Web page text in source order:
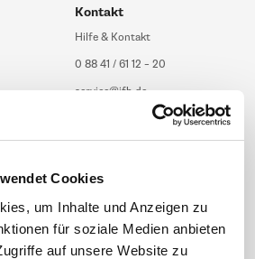
Cookies
um Inhalte und Anzeigen zu
für soziale Medien anbieten
auf unsere Website zu
Kontakt
Hilfe & Kontakt
0 88 41 / 61 12 – 20
service@ifb.de
Übersicht Beratung
Inhouseberatung
Themen
Betriebsrat gründen